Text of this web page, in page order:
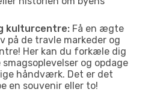
kulturcentre: Få en ægte
på de travle markeder og
Her kan du forkæle dig
og opdage
håndværk. Det er det
en souvenir eller to!